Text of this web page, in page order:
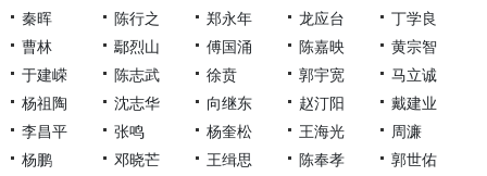
秦晖 陈行之 郑永年 龙应台
丁学良
曹林
鄢烈山 傅国涌 陈嘉映
黄宗智
于建嵘
陈志武 徐贲 郭宇宽
马立诚
杨祖陶
沈志华 向继东 赵汀阳
戴建业
李昌平
张鸣 杨奎松 王海光
周濂
杨鹏
邓晓芒 王缉思 陈奉孝
郭世佑